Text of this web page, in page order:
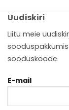
Uudiskiri
Liitu meie
sooduskoode.
E-mail